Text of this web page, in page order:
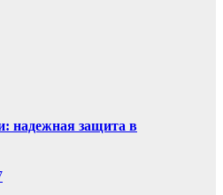
надежная защита в